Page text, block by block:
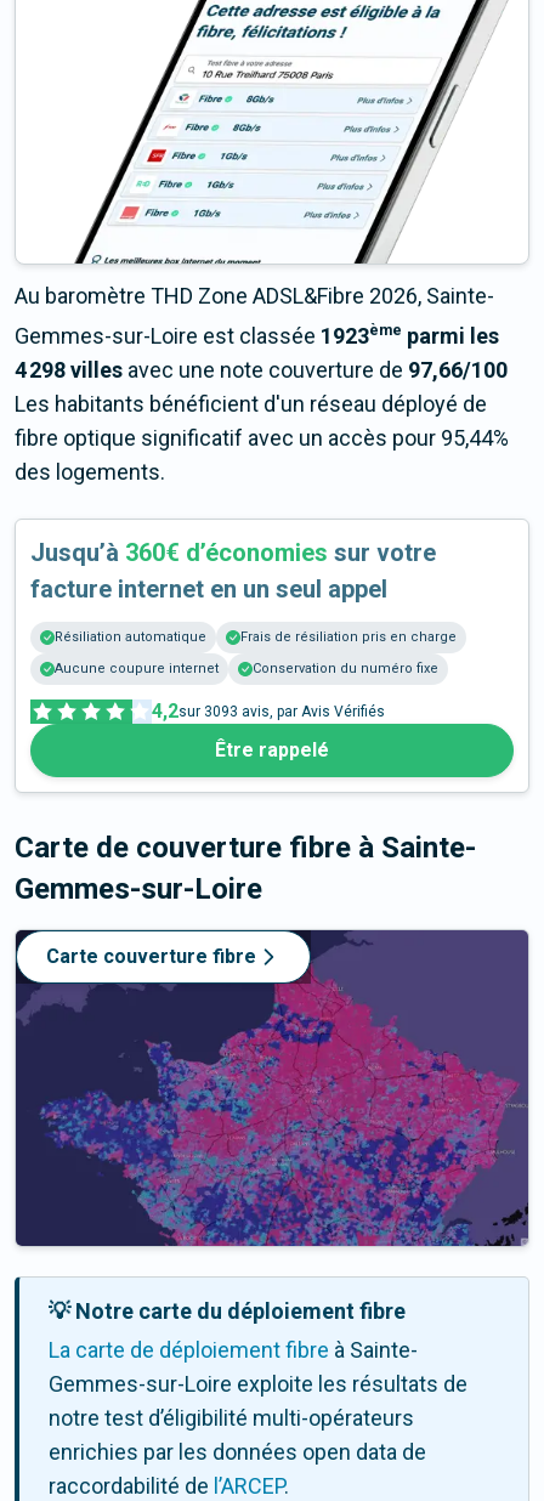
Au baromètre THD Zone ADSL&Fibre 2026, Sainte-
Gemmes-sur-Loire est classée 1923ème parmi les
4 298 villes avec une note couverture de 97,66/100
Les habitants bénéficient d'un réseau déployé de
fibre optique significatif avec un accès pour 95,44%
des logements.
Jusqu’à 360€ d’économies sur votre
facture internet en un seul appel
Résiliation automatique
Frais de résiliation pris en charge
Aucune coupure internet
Conservation du numéro fixe
4,2sur 3093 avis, par Avis Vérifiés
Être rappelé
Carte de couverture fibre à Sainte-
Gemmes-sur-Loire
Carte couverture fibre
💡 Notre carte du déploiement fibre
La carte de déploiement fibre à Sainte-
Gemmes-sur-Loire exploite les résultats de
notre test d’éligibilité multi-opérateurs
enrichies par les données open data de
raccordabilité de l’ARCEP.